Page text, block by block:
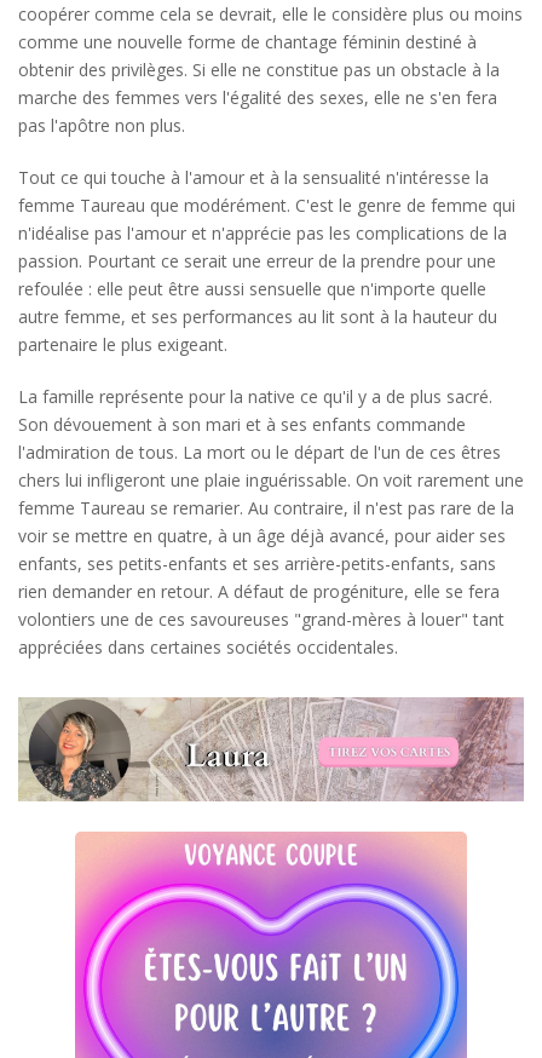
coopérer comme cela se devrait, elle le considère plus ou moins
comme une nouvelle forme de chantage féminin destiné à
obtenir des privilèges. Si elle ne constitue pas un obstacle à la
marche des femmes vers l'égalité des sexes, elle ne s'en fera
pas l'apôtre non plus.
Tout ce qui touche à l'amour et à la sensualité n'intéresse la
femme Taureau que modérément. C'est le genre de femme qui
n'idéalise pas l'amour et n'apprécie pas les complications de la
passion. Pourtant ce serait une erreur de la prendre pour une
refoulée : elle peut être aussi sensuelle que n'importe quelle
autre femme, et ses performances au lit sont à la hauteur du
partenaire le plus exigeant.
La famille représente pour la native ce qu'il y a de plus sacré.
Son dévouement à son mari et à ses enfants commande
l'admiration de tous. La mort ou le départ de l'un de ces êtres
chers lui infligeront une plaie inguérissable. On voit rarement une
femme Taureau se remarier. Au contraire, il n'est pas rare de la
voir se mettre en quatre, à un âge déjà avancé, pour aider ses
enfants, ses petits-enfants et ses arrière-petits-enfants, sans
rien demander en retour. A défaut de progéniture, elle se fera
volontiers une de ces savoureuses "grand-mères à louer" tant
appréciées dans certaines sociétés occidentales.